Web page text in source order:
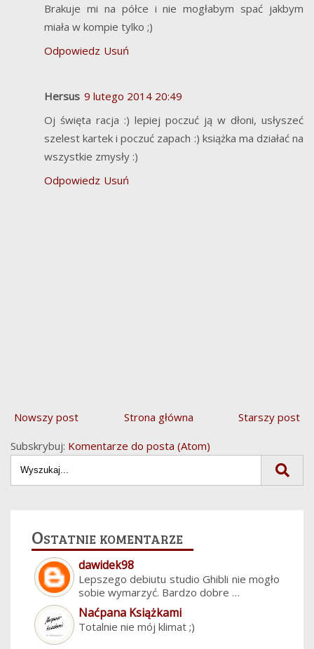
Brakuje mi na półce i nie mogłabym spać jakbym
miała w kompie tylko ;)
Odpowiedz Usuń
Hersus 9 lutego 2014 20:49
Oj święta racja :) lepiej poczuć ją w dłoni, usłyszeć
szelest kartek i poczuć zapach :) książka ma działać na
wszystkie zmysły :)
Odpowiedz Usuń
Nowszy post Starszy post
Strona główna
Subskrybuj: Komentarze do posta (Atom)
Ostatnie komentarze
dawidek98
Lepszego debiutu studio Ghibli nie mogło
sobie wymarzyć. Bardzo dobre …
Naćpana Książkami
Totalnie nie mój klimat ;)